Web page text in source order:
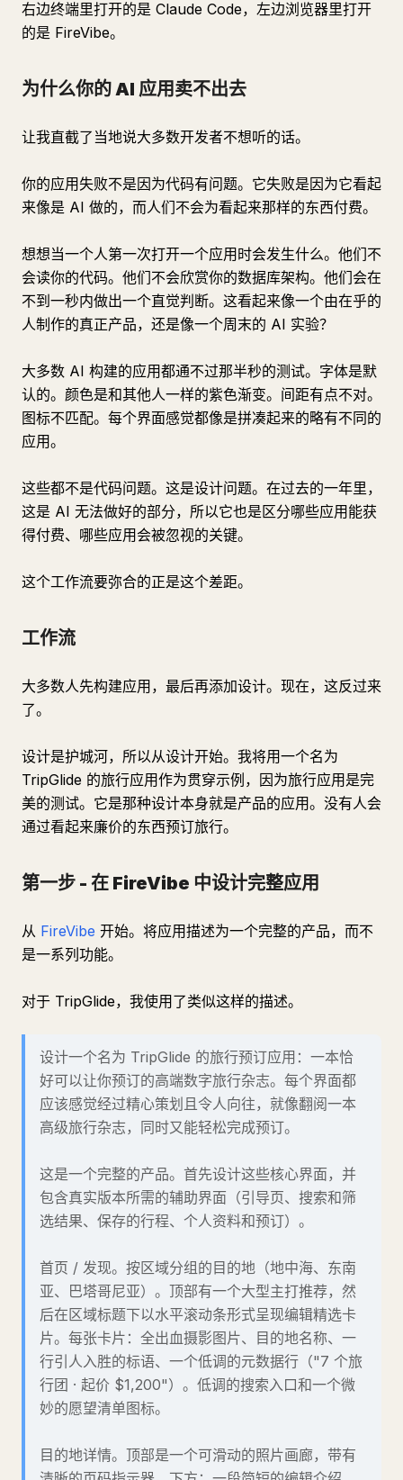
右边终端里打开的是 Claude Code，左边浏览器里打开
的是 FireVibe。
为什么你的 AI 应用卖不出去
让我直截了当地说大多数开发者不想听的话。
你的应用失败不是因为代码有问题。它失败是因为它看起
来像是 AI 做的，而人们不会为看起来那样的东西付费。
想想当一个人第一次打开一个应用时会发生什么。他们不
会读你的代码。他们不会欣赏你的数据库架构。他们会在
不到一秒内做出一个直觉判断。这看起来像一个由在乎的
人制作的真正产品，还是像一个周末的 AI 实验？
大多数 AI 构建的应用都通不过那半秒的测试。字体是默
认的。颜色是和其他人一样的紫色渐变。间距有点不对。
图标不匹配。每个界面感觉都像是拼凑起来的略有不同的
应用。
这些都不是代码问题。这是设计问题。在过去的一年里，
这是 AI 无法做好的部分，所以它也是区分哪些应用能获
得付费、哪些应用会被忽视的关键。
这个工作流要弥合的正是这个差距。
工作流
大多数人先构建应用，最后再添加设计。现在，这反过来
了。
设计是护城河，所以从设计开始。我将用一个名为
TripGlide 的旅行应用作为贯穿示例，因为旅行应用是完
美的测试。它是那种设计本身就是产品的应用。没有人会
通过看起来廉价的东西预订旅行。
第一步 - 在 FireVibe 中设计完整应用
从 FireVibe 开始。将应用描述为一个完整的产品，而不
是一系列功能。
对于 TripGlide，我使用了类似这样的描述。
设计一个名为 TripGlide 的旅行预订应用：一本恰
好可以让你预订的高端数字旅行杂志。每个界面都
应该感觉经过精心策划且令人向往，就像翻阅一本
高级旅行杂志，同时又能轻松完成预订。
这是一个完整的产品。首先设计这些核心界面，并
包含真实版本所需的辅助界面（引导页、搜索和筛
选结果、保存的行程、个人资料和预订）。
首页 / 发现。按区域分组的目的地（地中海、东南
亚、巴塔哥尼亚）。顶部有一个大型主打推荐，然
后在区域标题下以水平滚动条形式呈现编辑精选卡
片。每张卡片：全出血摄影图片、目的地名称、一
行引人入胜的标语、一个低调的元数据行（"7 个旅
行团 · 起价 $1,200"）。低调的搜索入口和一个微
妙的愿望清单图标。
目的地详情。顶部是一个可滑动的照片画廊，带有